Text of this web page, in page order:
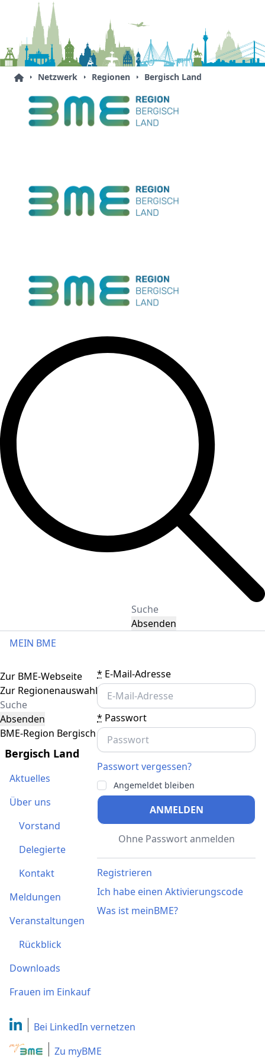
Netzwerk Regionen Bergisch Land
Absenden
MEIN BME
* E-Mail-Adresse
* Passwort
Passwort vergessen?
Angemeldet bleiben
ANMELDEN
Ohne Passwort anmelden
Registrieren
Ich habe einen Aktivierungscode
Was ist meinBME?
Toggle navigation
Zur BME-Webseite
Zur Regionenauswahl
Absenden
BME-Region Bergisch Land
Bergisch Land
Aktuelles
Über uns
Vorstand
Delegierte
Kontakt
Meldungen
Veranstaltungen
Rückblick
Downloads
Frauen im Einkauf
Bei LinkedIn vernetzen
Zu myBME